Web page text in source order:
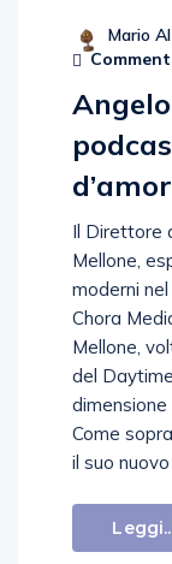
Mario
Il Direttore
Mellone,
moderni
Chora
Mellone,
del
dimensione
Come
il suo